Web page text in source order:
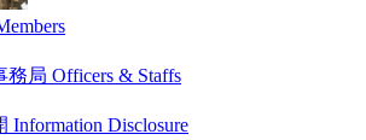
務局 Officers & Staffs
Information Disclosure